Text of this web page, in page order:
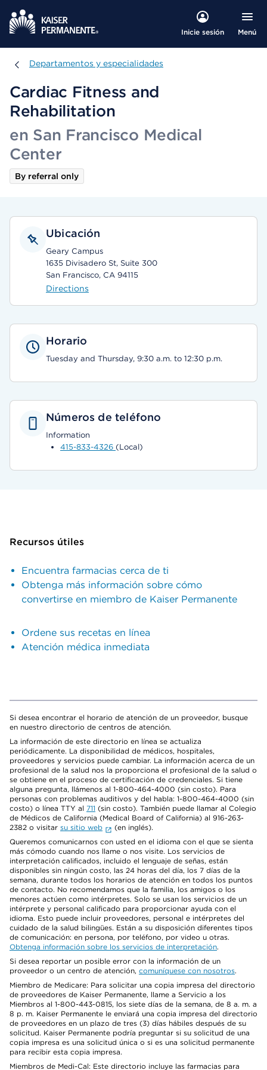
Inicie sesión Menú
Departamentos y especialidades
Departamentos y especialidades
Cardiac Fitness and
Rehabilitation
en San Francisco Medical
Center
By referral only
Ubicación
Geary Campus
1635 Divisadero St, Suite 300
San Francisco, CA 94115
Directions
Horario
Tuesday and Thursday, 9:30 a.m. to 12:30 p.m.
Números de teléfono
Information
415-833-4326 (Local)
Recursos útiles
Encuentra farmacias cerca de ti
Obtenga más información sobre cómo
convertirse en miembro de Kaiser Permanente
Ordene sus recetas en línea
Atención médica inmediata
Si desea encontrar el horario de atención de un proveedor, busque
en nuestro directorio de centros de atención.
La información de este directorio en línea se actualiza
periódicamente. La disponibilidad de médicos, hospitales,
proveedores y servicios puede cambiar. La información acerca de un
profesional de la salud nos la proporciona el profesional de la salud o
se obtiene en el proceso de certificación de credenciales. Si tiene
alguna pregunta, llámenos al 1-800-464-4000 (sin costo). Para
personas con problemas auditivos y del habla: 1-800-464-4000 (sin
costo) o línea TTY al 711 (sin costo). También puede llamar al Colegio
de Médicos de California (Medical Board of California) al 916-263-
2382 o visitar su sitio web
(en inglés).
Queremos comunicarnos con usted en el idioma con el que se sienta
más cómodo cuando nos llame o nos visite. Los servicios de
interpretación calificados, incluido el lenguaje de señas, están
disponibles sin ningún costo, las 24 horas del día, los 7 días de la
semana, durante todos los horarios de atención en todos los puntos
de contacto. No recomendamos que la familia, los amigos o los
menores actúen como intérpretes. Solo se usan los servicios de un
intérprete y personal calificado para proporcionar ayuda con el
idioma. Esto puede incluir proveedores, personal e intérpretes del
cuidado de la salud bilingües. Están a su disposición diferentes tipos
de comunicación: en persona, por teléfono, por video u otras.
Obtenga información sobre los servicios de interpretación.
Si desea reportar un posible error con la información de un
proveedor o un centro de atención, comuníquese con nosotros.
Miembro de Medicare: Para solicitar una copia impresa del directorio
de proveedores de Kaiser Permanente, llame a Servicio a los
Miembros al 1-800-443-0815, los siete días de la semana, de 8 a. m. a
8 p. m. Kaiser Permanente le enviará una copia impresa del directorio
de proveedores en un plazo de tres (3) días hábiles después de su
solicitud. Kaiser Permanente podría preguntar si su solicitud de una
copia impresa es una solicitud única o si es una solicitud permanente
para recibir esta copia impresa.
Miembros de Medi-Cal: Este directorio incluye las farmacias para